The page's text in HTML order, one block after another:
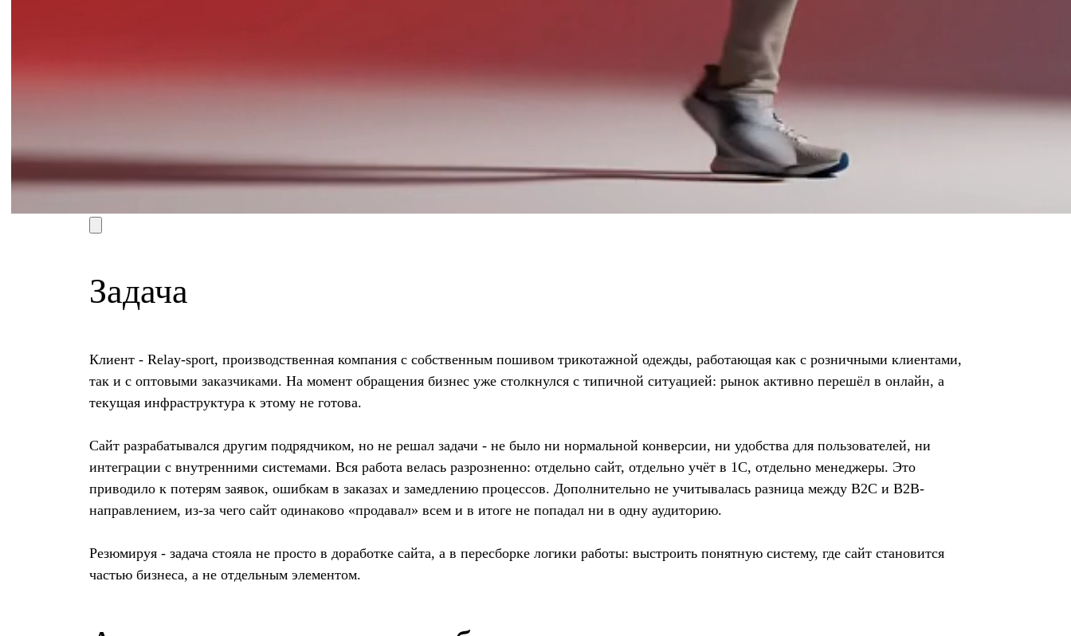
Задача
Клиент - Relay-sport, производственная компания с собственным пошивом трикотажной одежды, работающая как с розничными клиентами,
так и с оптовыми заказчиками. На момент обращения бизнес уже столкнулся с типичной ситуацией: рынок активно перешёл в онлайн, а
текущая инфраструктура к этому не готова.
Сайт разрабатывался другим подрядчиком, но не решал задачи - не было ни нормальной конверсии, ни удобства для пользователей, ни
интеграции с внутренними системами. Вся работа велась разрозненно: отдельно сайт, отдельно учёт в 1C, отдельно менеджеры. Это
приводило к потерям заявок, ошибкам в заказах и замедлению процессов. Дополнительно не учитывалась разница между B2C и B2B-
направлением, из-за чего сайт одинаково «продавал» всем и в итоге не попадал ни в одну аудиторию.
Резюмируя - задача стояла не просто в доработке сайта, а в пересборке логики работы: выстроить понятную систему, где сайт становится
частью бизнеса, а не отдельным элементом.